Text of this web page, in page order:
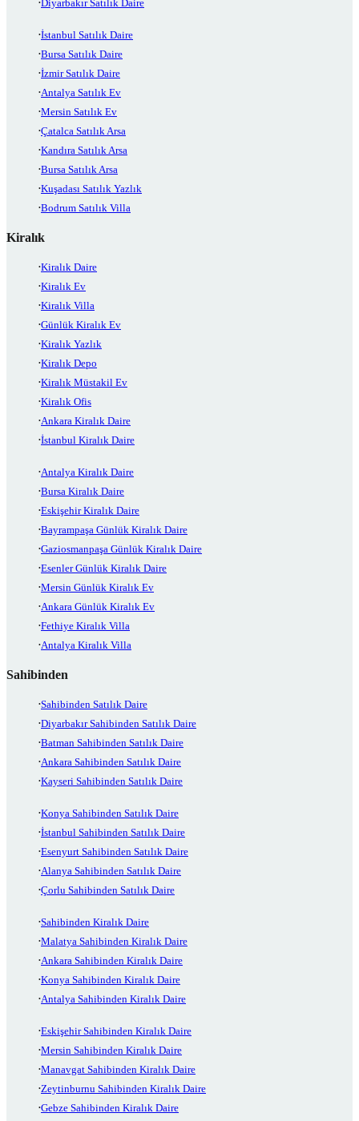
Diyarbakır Satılık Daire
İstanbul Satılık Daire
Bursa Satılık Daire
İzmir Satılık Daire
Antalya Satılık Ev
Mersin Satılık Ev
Çatalca Satılık Arsa
Kandıra Satılık Arsa
Bursa Satılık Arsa
Kuşadası Satılık Yazlık
Bodrum Satılık Villa
Kiralık
Kiralık Daire
Kiralık Ev
Kiralık Villa
Günlük Kiralık Ev
Kiralık Yazlık
Kiralık Depo
Kiralık Müstakil Ev
Kiralık Ofis
Ankara Kiralık Daire
İstanbul Kiralık Daire
Antalya Kiralık Daire
Bursa Kiralık Daire
Eskişehir Kiralık Daire
Bayrampaşa Günlük Kiralık Daire
Gaziosmanpaşa Günlük Kiralık Daire
Esenler Günlük Kiralık Daire
Mersin Günlük Kiralık Ev
Ankara Günlük Kiralık Ev
Fethiye Kiralık Villa
Antalya Kiralık Villa
Sahibinden
Sahibinden Satılık Daire
Diyarbakır Sahibinden Satılık Daire
Batman Sahibinden Satılık Daire
Ankara Sahibinden Satılık Daire
Kayseri Sahibinden Satılık Daire
Konya Sahibinden Satılık Daire
İstanbul Sahibinden Satılık Daire
Esenyurt Sahibinden Satılık Daire
Alanya Sahibinden Satılık Daire
Çorlu Sahibinden Satılık Daire
Sahibinden Kiralık Daire
Malatya Sahibinden Kiralık Daire
Ankara Sahibinden Kiralık Daire
Konya Sahibinden Kiralık Daire
Antalya Sahibinden Kiralık Daire
Eskişehir Sahibinden Kiralık Daire
Mersin Sahibinden Kiralık Daire
Manavgat Sahibinden Kiralık Daire
Zeytinburnu Sahibinden Kiralık Daire
Gebze Sahibinden Kiralık Daire